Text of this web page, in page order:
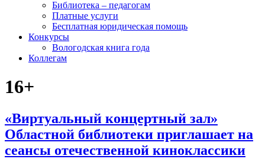
Библиотека – педагогам
Платные услуги
Бесплатная юридическая помощь
Конкурсы
Вологодская книга года
Коллегам
16+
«Виртуальный концертный зал»
Областной библиотеки приглашает на
сеансы отечественной киноклассики